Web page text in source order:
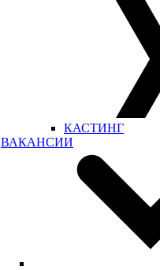
КАСТИНГ
ВАКАНСИИ